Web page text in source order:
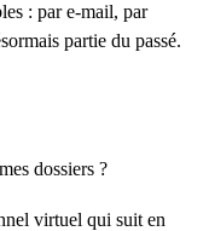
: par e-mail, par
partie du passé.
dossiers ?
virtuel qui suit en